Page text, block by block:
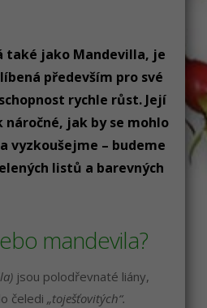
také jako Mandevilla, je
především pro své
rychle růst. Její
jak by se mohlo
vyzkoušejme – budeme
listů a barevných
mandevila?
jsou polodřevnaté liány,
čeledi „toješťovitých“.